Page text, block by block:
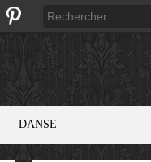
DANSE